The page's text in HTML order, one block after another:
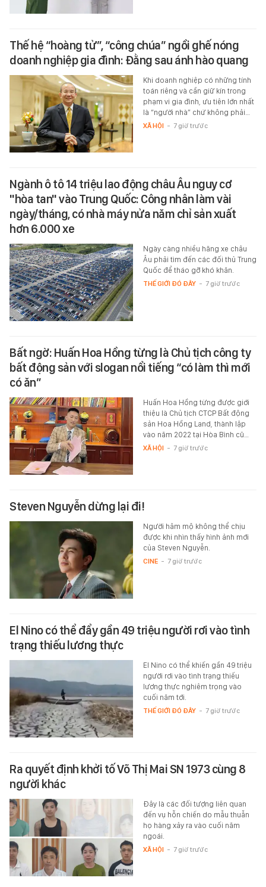
Thế hệ “hoàng tử”, “công chúa” ngồi ghế nóng
doanh nghiệp gia đình: Đằng sau ánh hào quang
Khi doanh nghiệp có những tính
toán riêng và cần giữ kín trong
phạm vi gia đình, ưu tiên lớn nhất
là “người nhà” chứ không phải…
XÃ HỘI - 7 giờ trước
Ngành ô tô 14 triệu lao động châu Âu nguy cơ
"hòa tan" vào Trung Quốc: Công nhân làm vài
ngày/tháng, có nhà máy nửa năm chỉ sản xuất
hơn 6.000 xe
Ngày càng nhiều hãng xe châu
Âu phải tìm đến các đối thủ Trung
Quốc để tháo gỡ khó khăn.
THẾ GIỚI ĐÓ ĐÂY - 7 giờ trước
Bất ngờ: Huấn Hoa Hồng từng là Chủ tịch công ty
bất động sản với slogan nổi tiếng “có làm thì mới
có ăn”
Huấn Hoa Hồng từng được giới
thiệu là Chủ tịch CTCP Bất động
sản Hoa Hồng Land, thành lập
vào năm 2022 tại Hòa Bình cũ…
XÃ HỘI - 7 giờ trước
Steven Nguyễn dừng lại đi!
Người hâm mộ không thể chịu
được khi nhìn thấy hình ảnh mới
của Steven Nguyễn.
CINE - 7 giờ trước
El Nino có thể đẩy gần 49 triệu người rơi vào tình
trạng thiếu lương thực
El Nino có thể khiến gần 49 triệu
người rơi vào tình trạng thiếu
lương thực nghiêm trọng vào
cuối năm tới.
THẾ GIỚI ĐÓ ĐÂY - 7 giờ trước
Ra quyết định khởi tố Võ Thị Mai SN 1973 cùng 8
người khác
Đây là các đối tượng liên quan
đến vụ hỗn chiến do mẫu thuẫn
họ hàng xảy ra vào cuối năm
ngoái.
XÃ HỘI - 7 giờ trước